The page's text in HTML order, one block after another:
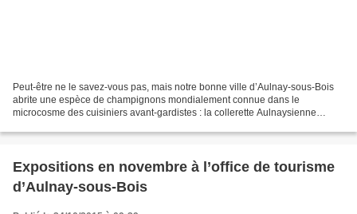
Peut-être ne le savez-vous pas, mais notre bonne ville d’Aulnay-sous-Bois
abrite une espèce de champignons mondialement connue dans le
microcosme des cuisiniers avant-gardistes : la collerette Aulnaysienne
Expositions en novembre à l’office de tourisme
d’Aulnay-sous-Bois